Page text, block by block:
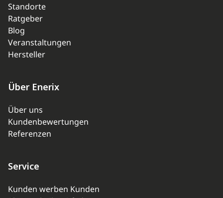
Standorte
Ratgeber
Blog
Veranstaltungen
Hersteller
Über Enerix
Über uns
Kundenbewertungen
Referenzen
Service
Kunden werben Kunden